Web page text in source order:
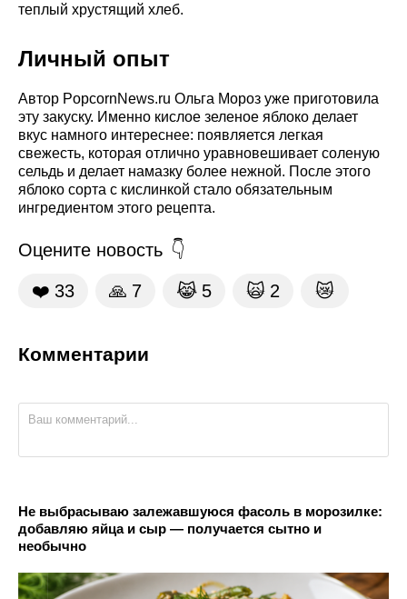
теплый хрустящий хлеб.
Личный опыт
Автор PopcornNews.ru Ольга Мороз уже приготовила
эту закуску. Именно кислое зеленое яблоко делает
вкус намного интереснее: появляется легкая
свежесть, которая отлично уравновешивает соленую
сельдь и делает намазку более нежной. После этого
яблоко сорта с кислинкой стало обязательным
ингредиентом этого рецепта.
Оцените новость
❤️ 33 🙏 7 😹 5 🙀 2 😿
Комментарии
Не выбрасываю залежавшуюся фасоль в морозилке:
добавляю яйца и сыр — получается сытно и
необычно